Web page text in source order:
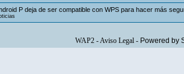
P deja de ser compatible con WPS para hacer más
WAP2-Aviso Legal- Powered by